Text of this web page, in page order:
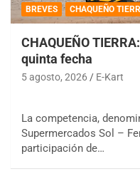
BREVES CHAQUEÑO
CHAQUEÑO
quinta fecha
5 agosto, 2026 E-Kart
La competencia,
Supermercados Sol –
participación de…